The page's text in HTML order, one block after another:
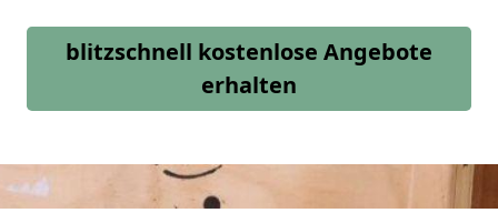
blitzschnell kostenlose Angebote
erhalten